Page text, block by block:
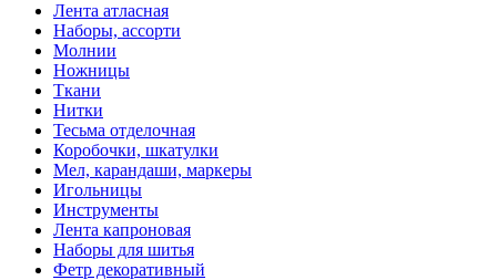
Лента атласная
Наборы, ассорти
Молнии
Ножницы
Ткани
Нитки
Тесьма отделочная
Коробочки, шкатулки
Мел, карандаши, маркеры
Игольницы
Инструменты
Лента капроновая
Наборы для шитья
Фетр декоративный